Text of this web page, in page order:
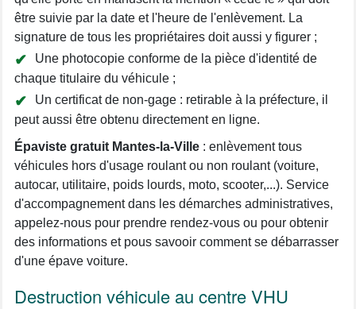
être suivie par la date et l'heure de l'enlèvement. La
signature de tous les propriétaires doit aussi y figurer ;
Une photocopie conforme de la pièce d'identité de
chaque titulaire du véhicule ;
Un certificat de non-gage : retirable à la préfecture, il
peut aussi être obtenu directement en ligne.
Épaviste gratuit Mantes-la-Ville : enlèvement tous
véhicules hors d'usage roulant ou non roulant (voiture,
autocar, utilitaire, poids lourds, moto, scooter,...). Service
d'accompagnement dans les démarches administratives,
appelez-nous pour prendre rendez-vous ou pour obtenir
des informations et pous savooir comment se débarrasser
d'une épave voiture.
Destruction véhicule au centre VHU